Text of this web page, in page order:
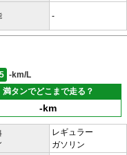
-
-km/L
満タンでどこまで走る？
-km
レギュラー
ガソリン